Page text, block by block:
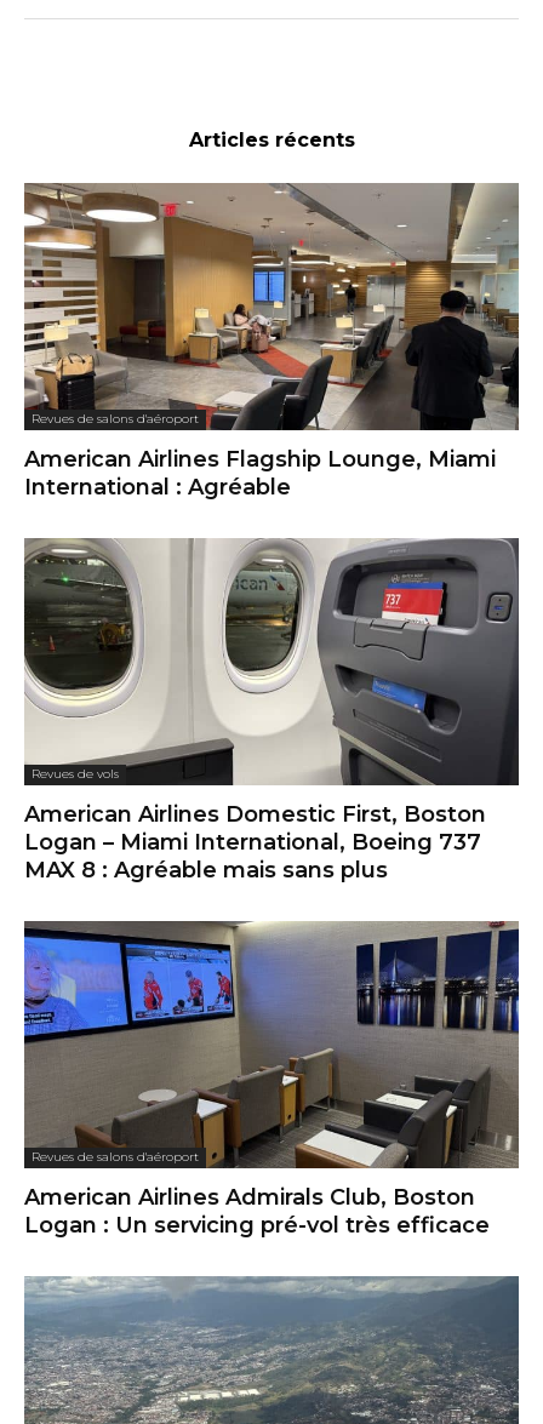
Articles récents
Revues de salons d'aéroport
American Airlines Flagship Lounge, Miami
International : Agréable
Revues de vols
American Airlines Domestic First, Boston
Logan – Miami International, Boeing 737
MAX 8 : Agréable mais sans plus
Revues de salons d'aéroport
American Airlines Admirals Club, Boston
Logan : Un servicing pré-vol très efficace